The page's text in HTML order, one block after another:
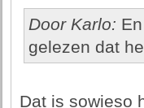
Door Karlo:
gelezen dat
Dat is sowieso